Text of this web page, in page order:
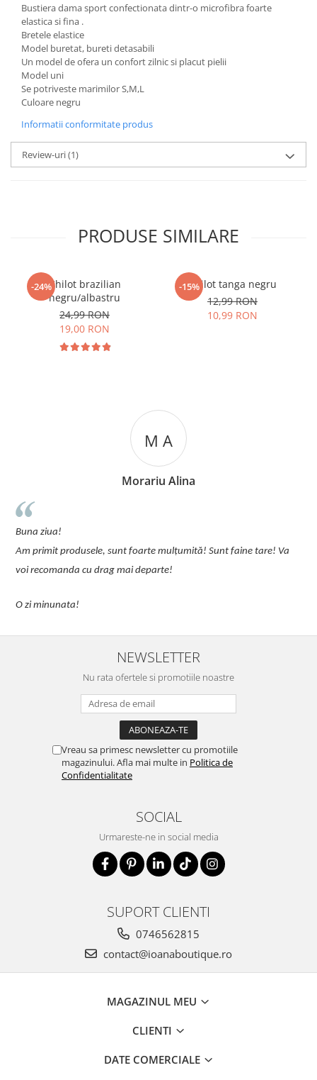
Bustiera dama sport confectionata dintr-o microfibra foarte
elastica si fina .
Bretele elastice
Model buretat, bureti detasabili
Un model de ofera un confort zilnic si placut pielii
Model uni
Se potriveste marimilor S,M,L
Culoare negru
Informatii conformitate produs
Review-uri(1)
PRODUSE SIMILARE
-24%Chilot brazilian
negru/albastru
24,99 RON
19,00 RON
-15%Chilot tanga negru
12,99 RON
10,99 RON
M A
Morariu Alina
Buna ziua!
Am primit produsele, sunt foarte mulțumită! Sunt faine tare! Va
voi recomanda cu drag mai departe!
O zi minunata!
NEWSLETTER
Nu rata ofertele si promotiile noastre
Vreau sa primesc newsletter cu promotiile
magazinului. Afla mai multe in Politica de
Confidentialitate
SOCIAL
Urmareste-ne in social media
SUPORT CLIENTI
0746562815
contact@ioanaboutique.ro
MAGAZINUL MEU
CLIENTI
DATE COMERCIALE